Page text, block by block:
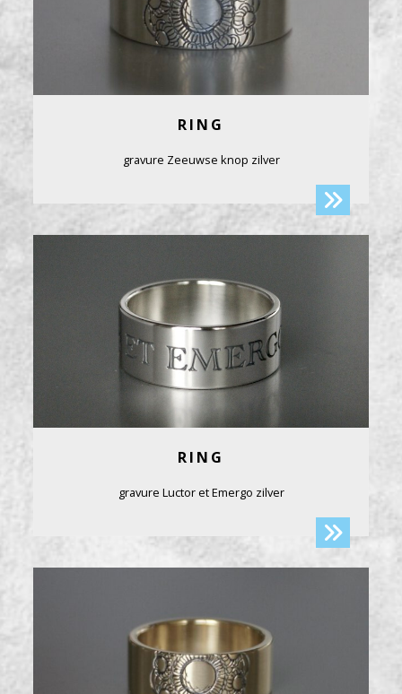
RING
gravure Zeeuwse knop zilver
RING
gravure Luctor et Emergo zilver